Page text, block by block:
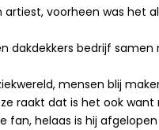
voorheen was het
dakdekkers bedrijf
mensen blij
raakt dat is het ook
helaas is hij